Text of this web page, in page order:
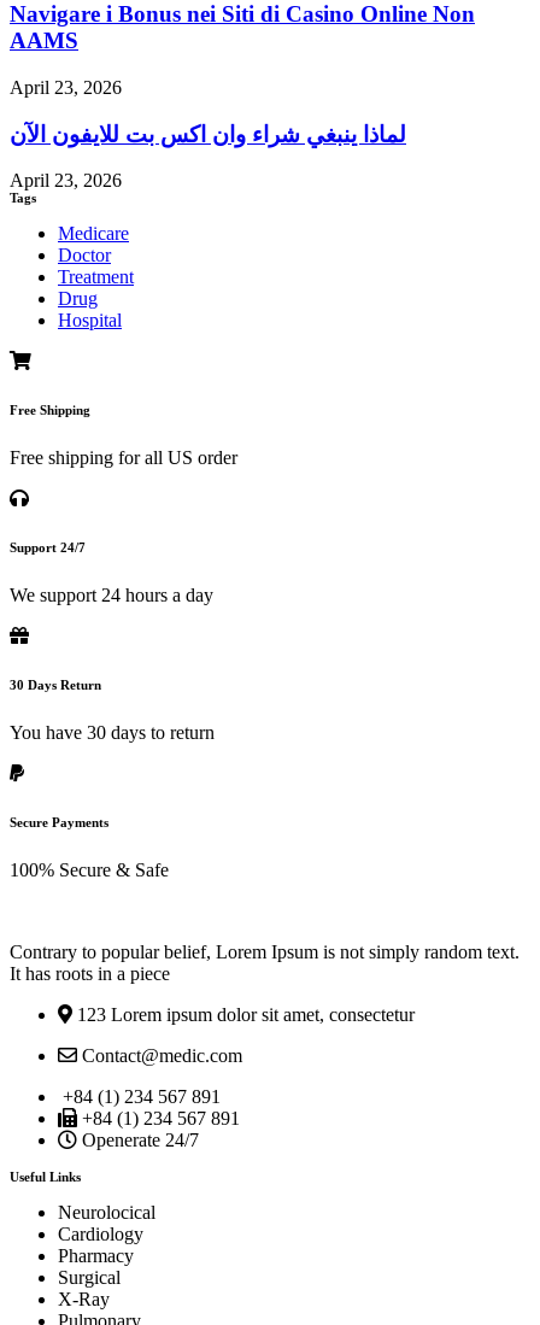
Navigare i Bonus nei Siti di Casino Online Non
AAMS
April 23, 2026
لماذا ينبغي شراء وان اكس بت للايفون الآن
April 23, 2026
Tags
Medicare
Doctor
Treatment
Drug
Hospital
Free Shipping
Free shipping for all US order
Support 24/7
We support 24 hours a day
30 Days Return
You have 30 days to return
Secure Payments
100% Secure & Safe
Contrary to popular belief, Lorem Ipsum is not simply random text.
It has roots in a piece
123 Lorem ipsum dolor sit amet, consectetur
Contact@medic.com
+84 (1) 234 567 891
+84 (1) 234 567 891
Openerate 24/7
Useful Links
Neurolocical
Cardiology
Pharmacy
Surgical
X-Ray
Pulmonary